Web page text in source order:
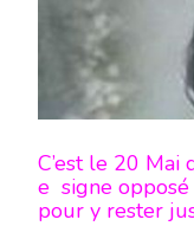
C’est le 20
e signe
pour y rester